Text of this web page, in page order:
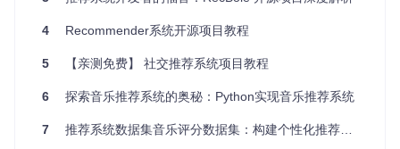
理解和使用。
尽管discovery.etcd.io已被标记为废弃，但它的设计理念和实
分布式系统的自动发现问题时，不妨研究一下这个项目，也许
4 Recommender系统开源项目教程
5 【亲测免费】 社交推荐系统项目教程
6 探索音乐推荐系统的奥秘：Python实现音乐推荐系统
7 推荐系统数据集音乐评分数据集：构建个性化推荐的核心资源